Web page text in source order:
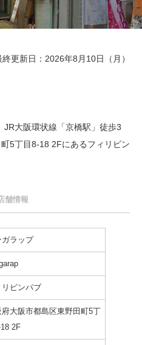
終更新日：2026年8月10日（月）
大阪環状線「京橋駅」徒歩3
5丁目8-18 2Fにあるフィリピン
舗情報
ガラップ
リピンパブ
府大阪市都島区東野田町5丁
2F